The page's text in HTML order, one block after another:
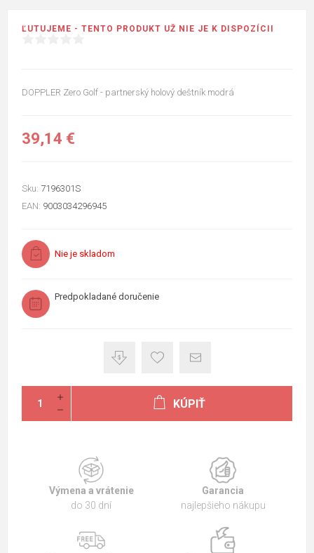
ĽUTUJEME - TENTO PRODUKT UŽ NIE JE K DISPOZÍCII
DOPPLER Zero Golf - partnerský holový deštník modrá
39,14 €
Sku: 7196301S
EAN: 9003034296945
Nie je skladom
Predpokladané doručenie
KÚPIŤ
Výmena a vrátenie
do 30 dní
Garancia
najlepšieho nákupu